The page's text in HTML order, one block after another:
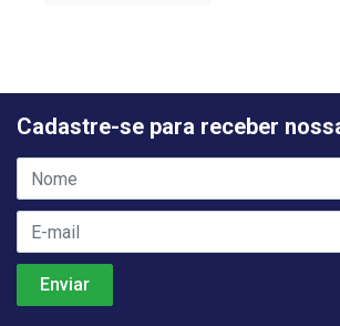
Cadastre-se para receber